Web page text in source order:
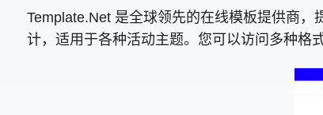
Template.Net 是全球领先的在线模板提供商
计，适用于各种活动主题。您可以访问多种格